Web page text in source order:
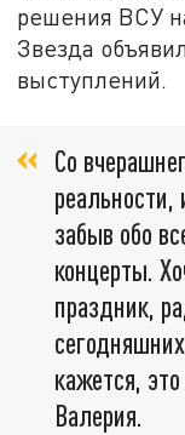
решения ВСУ
Звезда
выступлений.
Со
реальности,
забыв обо
концерты.
праздник,
кажется,
Валерия.